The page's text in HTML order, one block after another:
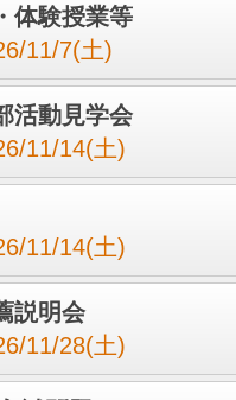
体験授業等
11/7(土)
活動見学会
11/14(土)
11/14(土)
説明会
11/28(土)